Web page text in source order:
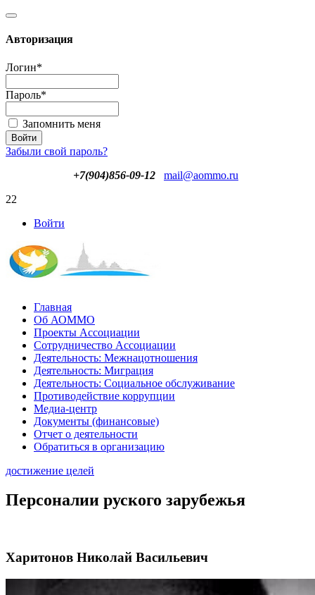
Авторизация
Логин*
Пароль*
Запомнить меня
Забыли свой пароль?
+7(904)856-09-12
mail@aommo.ru
22
Войти
Главная
Об АОММО
Проекты Ассоциации
Сотрудничество Ассоциации
Деятельность: Межнацотношения
Деятельность: Миграция
Деятельность: Социальное обслуживание
Противодействие коррупции
Медиа-центр
Документы (финансовые)
Отчет о деятельности
Обратиться в организацию
достижение целей
Персоналии руского зарубежья
Харитонов Николай Васильевич